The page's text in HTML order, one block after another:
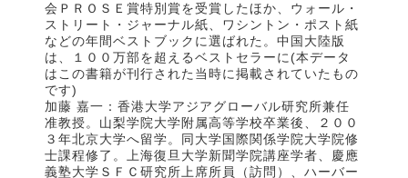
会ＰＲＯＳＥ賞特別賞を受賞したほか、ウォール・
ストリート・ジャーナル紙、ワシントン・ポスト紙
などの年間ベストブックに選ばれた。中国大陸版
は、１００万部を超えるベストセラーに(本データ
はこの書籍が刊行された当時に掲載されていたもの
です)
加藤 嘉一：香港大学アジアグローバル研究所兼任
准教授。山梨学院大学附属高等学校卒業後、２００
３年北京大学へ留学。同大学国際関係学院大学院修
士課程修了。上海復旦大学新聞学院講座学者、慶應
義塾大学ＳＦＣ研究所上席所員（訪問）、ハーバー